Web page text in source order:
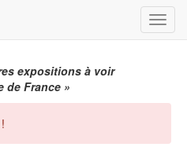
Menu
expositions à voir
de France »